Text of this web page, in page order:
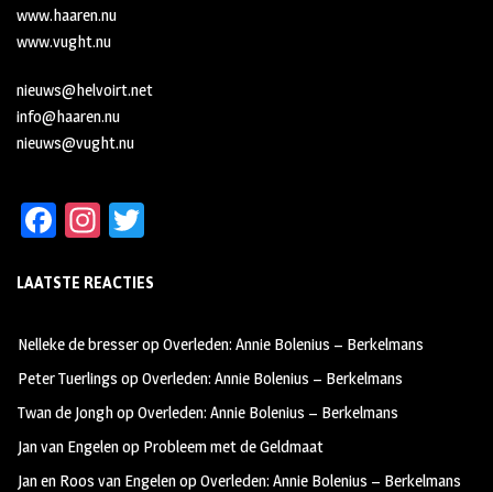
www.haaren.nu
www.vught.nu
nieuws@helvoirt.net
info@haaren.nu
nieuws@vught.nu
Fa
b
oo
k
In
ag
m
tt
LAATSTE REACTIES
Nelleke de bresseropOverleden: Annie Bolenius – Berkelmans
Peter Tuerlings opOverleden: Annie Bolenius – Berkelmans
Twan de JonghopOverleden: Annie Bolenius – Berkelmans
Jan van Engelenop Probleem met de Geldmaat
Jan en Roos van EngelenopOverleden: Annie Bolenius – Berkelmans